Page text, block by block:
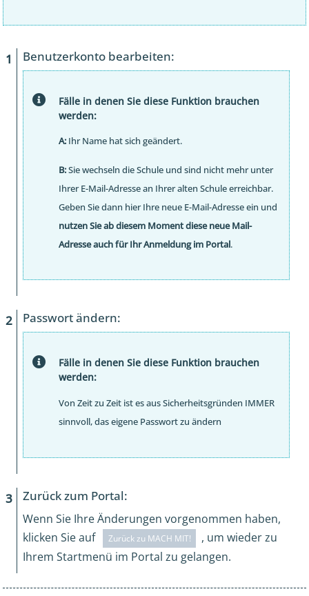
Benutzerkonto bearbeiten:
Fälle in denen Sie diese Funktion brauchen
werden:
A: Ihr Name hat sich geändert.
B:Sie wechseln die Schule und sind nicht mehr unter
Ihrer E-Mail-Adresse an Ihrer alten Schule erreichbar.
Geben Sie dann hier Ihre neue E-Mail-Adresse ein und
nutzen Sie ab diesem Moment diese neue Mail-
Adresse auch für Ihr Anmeldung im Portal.
Passwort ändern:
Fälle in denen Sie diese Funktion brauchen
werden:
Von Zeit zu Zeit ist es aus Sicherheitsgründen IMMER
sinnvoll, das eigene Passwort zu ändern
Zurück zum Portal:
Wenn Sie Ihre Änderungen vorgenommen haben,
klicken Sie auf
Zurück zu MACH MIT!
, um wieder zu
Ihrem Startmenü im Portal zu gelangen.